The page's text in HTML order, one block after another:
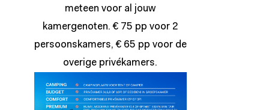
meteen voor al jouw
kamergenoten. € 75 pp voor 2
persoonskamers, € 65 pp voor de
overige privékamers.